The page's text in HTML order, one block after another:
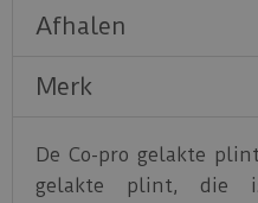
Afhalen
Merk
De Co-pro gelakte
gelakte plint, die